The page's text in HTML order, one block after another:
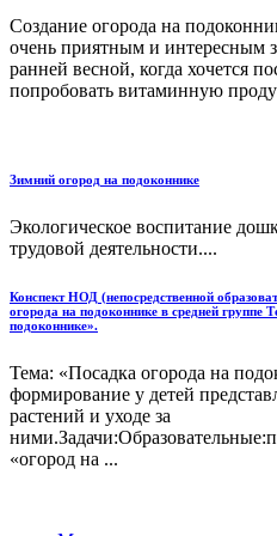
Создание огорода на
очень приятным и интересным
ранней весной, когда хочется
попробовать витаминную
Зимний огород на подоконнике
Экологическое воспитание
трудовой деятельности....
Конспект НОД (непосредственной
огорода на подоконнике в средней группе
подоконнике».
Тема: «Посадка огорода на
формирование у детей
растений и уходе за
«огород на ...